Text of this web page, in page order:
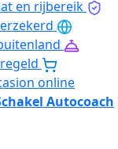
en rijbereik
online
Autocoach